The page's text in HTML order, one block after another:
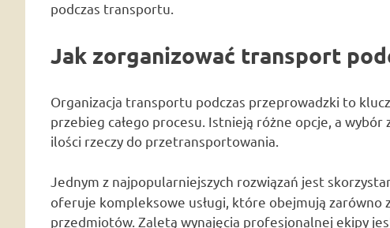
podczas transportu.
Jak zorganizować transport
Organizacja transportu podczas przeprowadzki to
przebieg całego procesu. Istnieją różne opcje, a
ilości rzeczy do przetransportowania.
Jednym z najpopularniejszych rozwiązań jest
oferuje kompleksowe usługi, które obejmują zarówno
przedmiotów. Zaletą wynajęcia profesjonalnej ekipy